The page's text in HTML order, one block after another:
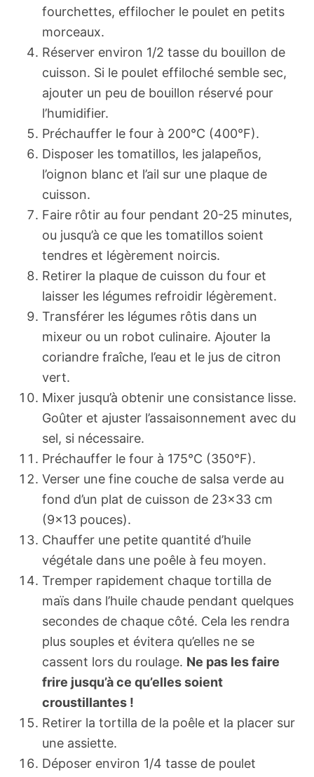
fourchettes, effilocher le poulet en petits
morceaux.
Réserver environ 1/2 tasse du bouillon de
cuisson. Si le poulet effiloché semble sec,
ajouter un peu de bouillon réservé pour
l’humidifier.
Préchauffer le four à 200°C (400°F).
Disposer les tomatillos, les jalapeños,
l’oignon blanc et l’ail sur une plaque de
cuisson.
Faire rôtir au four pendant 20-25 minutes,
ou jusqu’à ce que les tomatillos soient
tendres et légèrement noircis.
Retirer la plaque de cuisson du four et
laisser les légumes refroidir légèrement.
Transférer les légumes rôtis dans un
mixeur ou un robot culinaire. Ajouter la
coriandre fraîche, l’eau et le jus de citron
vert.
Mixer jusqu’à obtenir une consistance lisse.
Goûter et ajuster l’assaisonnement avec du
sel, si nécessaire.
Préchauffer le four à 175°C (350°F).
Verser une fine couche de salsa verde au
fond d’un plat de cuisson de 23×33 cm
(9×13 pouces).
Chauffer une petite quantité d’huile
végétale dans une poêle à feu moyen.
Tremper rapidement chaque tortilla de
maïs dans l’huile chaude pendant quelques
secondes de chaque côté. Cela les rendra
plus souples et évitera qu’elles ne se
cassent lors du roulage. Ne pas les faire
frire jusqu’à ce qu’elles soient
croustillantes !
Retirer la tortilla de la poêle et la placer sur
une assiette.
Déposer environ 1/4 tasse de poulet